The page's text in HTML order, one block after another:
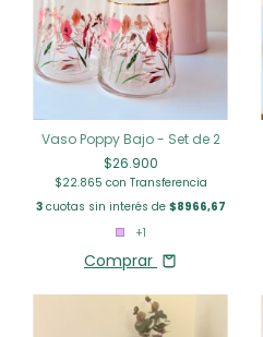
Vaso Poppy Bajo - Set de 2
$26.900
$22.865 con Transferencia
3cuotas sin interés de $8966,67
+1
Comprar